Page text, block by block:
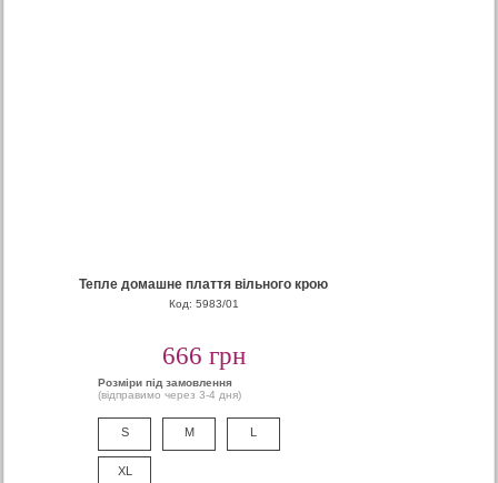
Тепле домашне плаття вільного крою
Код: 5983/01
666 грн
Розміри під замовлення
(відправимо через 3-4 дня)
S M L
XL